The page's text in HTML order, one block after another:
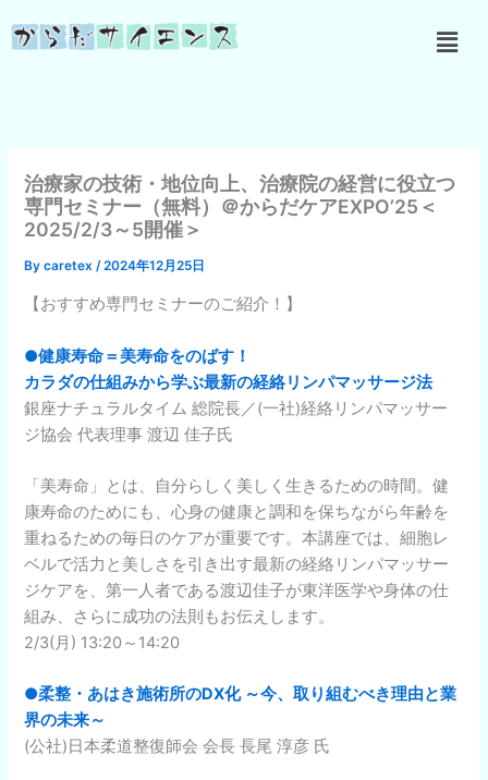
容
メ
ニ
治療家の技術・地位向上、治療院の経営に役立つ
専門セミナー（無料）＠からだケアEXPO’25＜
2025/2/3～5開催＞
Bycaretex /2024年12月25日
【おすすめ専門セミナーのご紹介！】
●健康寿命＝美寿命をのばす！
カラダの仕組みから学ぶ最新の経絡リンパマッサージ法
銀座ナチュラルタイム 総院長／(一社)経絡リンパマッサー
ジ協会 代表理事 渡辺 佳子氏
「美寿命」とは、自分らしく美しく生きるための時間。健
康寿命のためにも、心身の健康と調和を保ちながら年齢を
重ねるための毎日のケアが重要です。本講座では、細胞レ
ベルで活力と美しさを引き出す最新の経絡リンパマッサー
ジケアを、第一人者である渡辺佳子が東洋医学や身体の仕
組み、さらに成功の法則もお伝えします。
2/3(月) 13:20～14:20
●柔整・あはき施術所のDX化 ～今、取り組むべき理由と業
界の未来～
(公社)日本柔道整復師会 会長 長尾 淳彦 氏